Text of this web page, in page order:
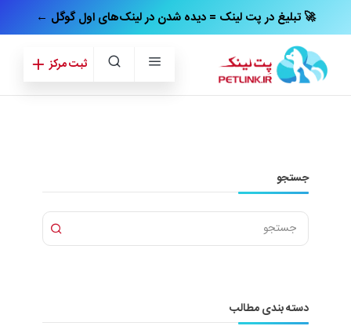
← تبلیغ در پت‌ لینک = دیده شدن در لینک‌های اول گوگل 🚀
ثبت مرکز
جستجو
دسته بندی مطالب